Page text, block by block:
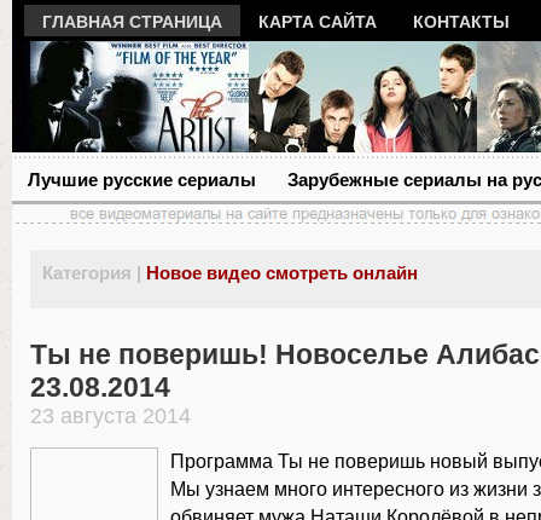
ГЛАВНАЯ СТРАНИЦА КАРТА САЙТА КОНТАКТЫ
Лучшие русские сериалы Зарубежные сериалы на
Категория | Новое видео смотреть онлайн
Ты не поверишь! Новоселье
23.08.2014
23 августа 2014
Программа Ты не поверишь новый
Мы узнаем много интересного из жизни